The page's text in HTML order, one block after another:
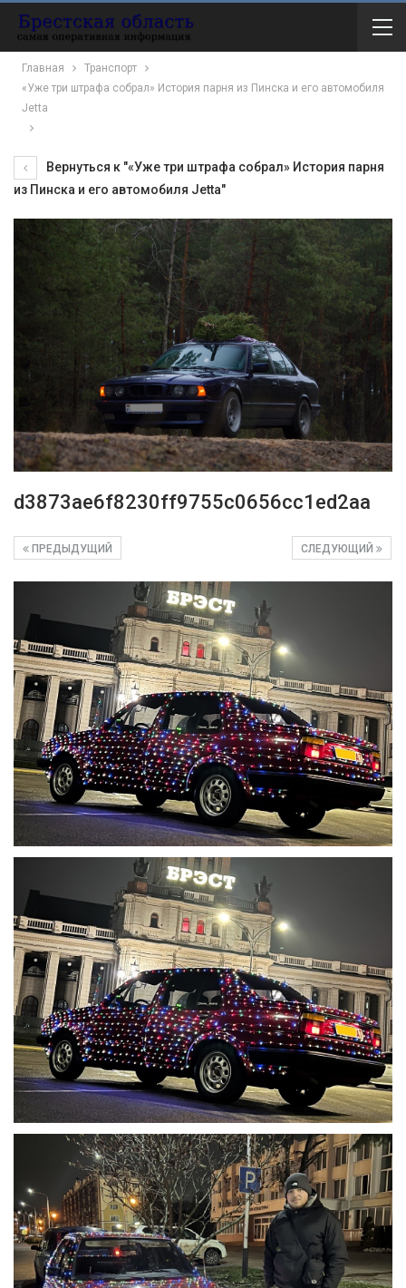
Главная
Транспорт
«Уже три штрафа собрал» История парня из Пинска и его автомобиля
Jetta
Вернуться к "«Уже три штрафа собрал» История парня
из Пинска и его автомобиля Jetta"
d3873ae6f8230ff9755c0656cc1ed2aa
СЛЕДУЮЩИЙ
ПРЕДЫДУЩИЙ